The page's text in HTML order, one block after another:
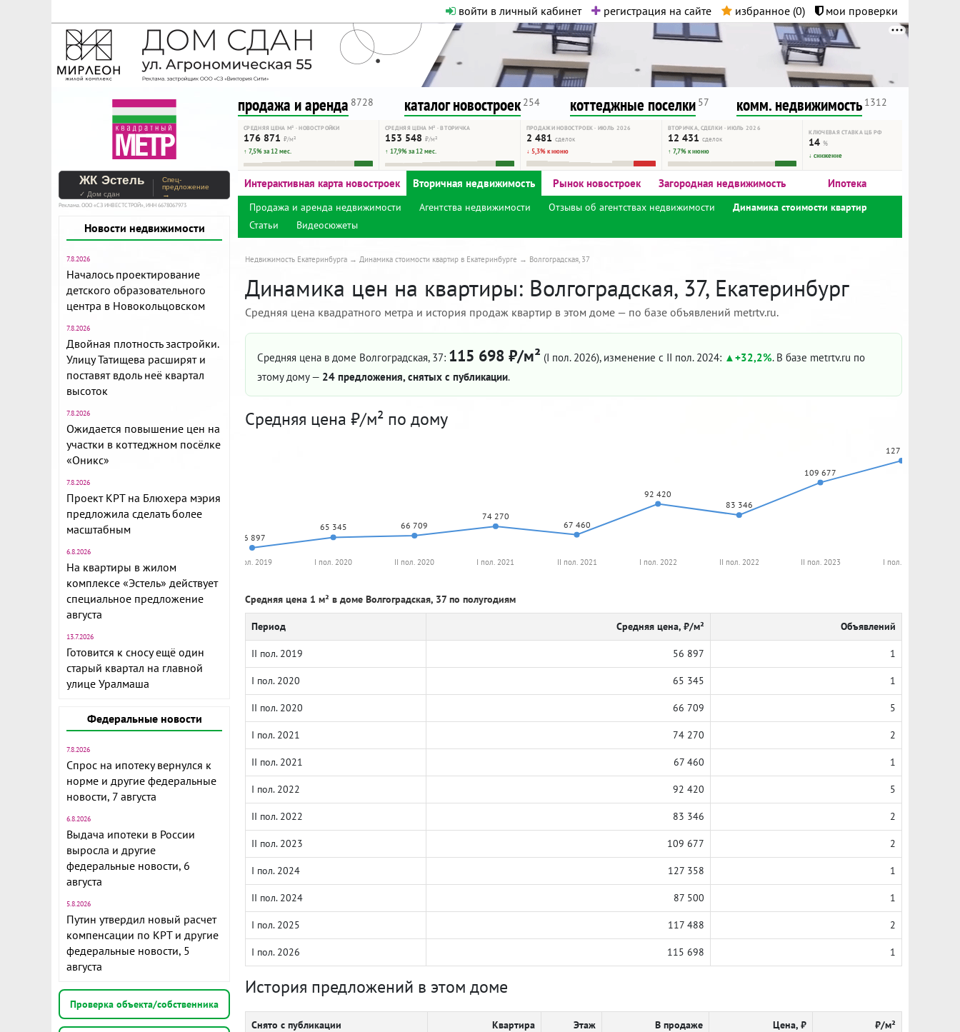
войти в личный кабинет регистрация на сайте избранное (0) мои проверки
На Метре реклама - только нормальная. Никакого шок-контента.
Помогайте независимому ресурсу, как он помогает вам. Удачи!
продажа и аренда 8728 каталог новостроек 254 коттеджные поселки 57 комм. недвижимость 1312
СРЕДНЯЯ ЦЕНА М² · НОВОСТРОЙКИ
176 871 ₽/м²
↑ 7,5% за 12 мес.
СРЕДНЯЯ ЦЕНА М² · ВТОРИЧКА
153 548 ₽/м²
↑ 17,9% за 12 мес.
ПРОДАЖИ НОВОСТРОЕК · ИЮЛЬ 2026
2 481 сделок
↓ 5,3% к июню
ВТОРИЧКА, СДЕЛКИ · ИЮЛЬ 2026
12 431 сделок
↑ 7,7% к июню
КЛЮЧЕВАЯ СТАВКА ЦБ РФ
14%
↓ снижение
ЖК Эстель
✓ Дом сдан
Спец-
предложение
→
Реклама. ООО «СЗ ИНВЕСТСТРОЙ», ИНН 6678067973
Новости недвижимости
7.8.2026
Началось проектирование
детского образовательного
центра в Новокольцовском
7.8.2026
Двойная плотность застройки.
Улицу Татищева расширят и
поставят вдоль неё квартал
высоток
7.8.2026
Ожидается повышение цен на
участки в коттеджном посёлке
«Оникс»
7.8.2026
Проект КРТ на Блюхера мэрия
предложила сделать более
масштабным
6.8.2026
На квартиры в жилом
комплексе «Эстель» действует
специальное предложение
августа
13.7.2026
Готовится к сносу ещё один
старый квартал на главной
улице Уралмаша
Федеральные новости
7.8.2026
Спрос на ипотеку вернулся к
норме и другие федеральные
новости, 7 августа
6.8.2026
Выдача ипотеки в России
выросла и другие
федеральные новости, 6
августа
5.8.2026
Путин утвердил новый расчет
компенсации по КРТ и другие
федеральные новости, 5
августа
Проверка объекта/собственника
Интерактивная карта новостроек Вторичная недвижимость Рынок новостроек Загородная недвижимость Ипотека
Продажа и аренда недвижимости Агентства недвижимости Отзывы об агентствах недвижимости
Динамика стоимости квартир
Статьи
Видеосюжеты
Недвижимость Екатеринбурга Динамика стоимости квартир в Екатеринбурге Волгоградская, 37
Динамика цен на квартиры: Волгоградская, 37, Екатеринбург
Средняя цена квадратного метра и история продаж квартир в этом доме — по базе объявлений metrtv.ru.
Средняя цена в доме Волгоградская, 37: 115 698 ₽/м² (I пол. 2026), изменение с II пол. 2024: +32,2%. В базе metrtv.ru по
этому дому — 24 предложения, снятых с публикации.
Средняя цена ₽/м² по дому
56 897
65 345 66 709
74 270
67 460
92 420
83 346
109 677
127 358
II пол. 2019 I пол. 2020 II пол. 2020 I пол. 2021 II пол. 2021 I пол. 2022 II пол. 2022 II пол. 2023 I пол. 2024
Средняя цена 1 м² в доме Волгоградская, 37 по полугодиям
Период Средняя цена, ₽/м² Объявлений
II пол. 2019 56 897 1
I пол. 2020 65 345 1
II пол. 2020 66 709 5
I пол. 2021 74 270 2
II пол. 2021 67 460 1
I пол. 2022 92 420 5
II пол. 2022 83 346 2
II пол. 2023 109 677 2
I пол. 2024 127 358 1
II пол. 2024 87 500 1
I пол. 2025 117 488 2
I пол. 2026 115 698 1
История предложений в этом доме
Снято с публикации Квартира Этаж В продаже Цена, ₽ ₽/м²